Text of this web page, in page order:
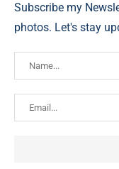
Subscribe my
photos. Let's stay